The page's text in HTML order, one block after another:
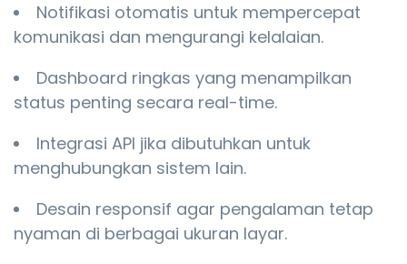
Notifikasi otomatis untuk mempercepat
komunikasi dan mengurangi kelalaian.
Dashboard ringkas yang menampilkan
status penting secara real-time.
Integrasi API jika dibutuhkan untuk
menghubungkan sistem lain.
Desain responsif agar pengalaman tetap
nyaman di berbagai ukuran layar.